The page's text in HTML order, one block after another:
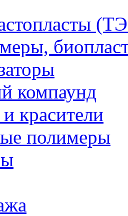
компаунд
красители
полимеры